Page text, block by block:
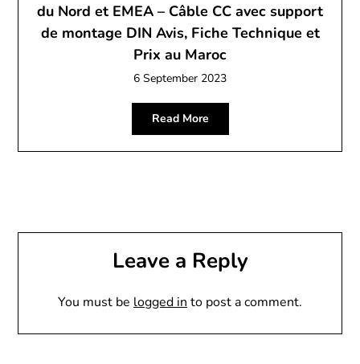
du Nord et EMEA – Câble CC avec support
de montage DIN Avis, Fiche Technique et
Prix au Maroc
6 September 2023
Read More
Leave a Reply
You must be logged in to post a comment.